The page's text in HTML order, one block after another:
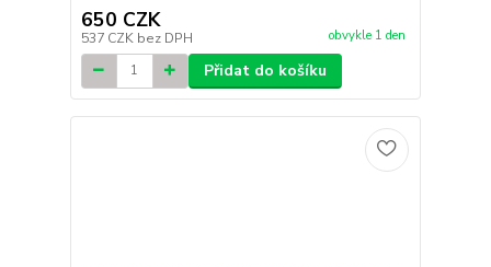
650 CZK
537 CZK bez DPH obvykle 1 den
Přidat do košíku